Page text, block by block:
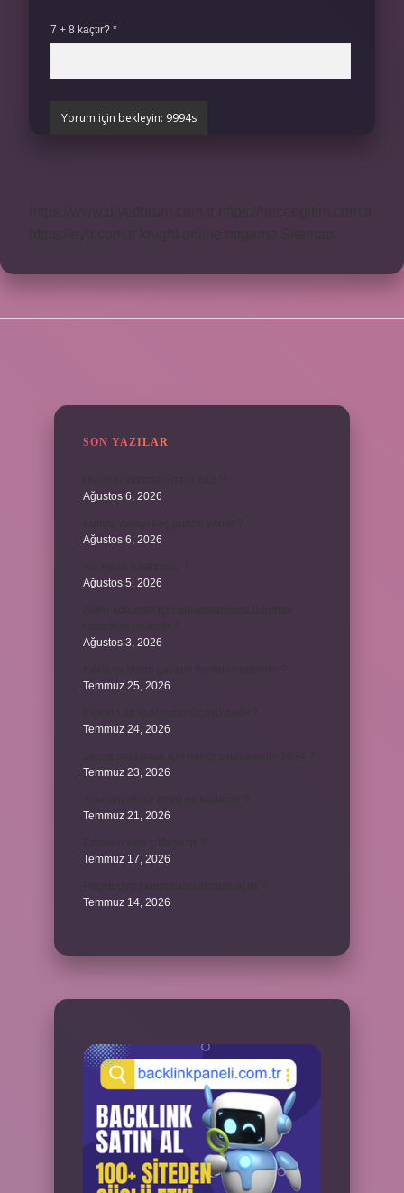
7 + 8 kaçtır? *
SON YAZILAR
Ağustos 6, 2026
Ağustos 6, 2026
Ağustos 5, 2026
Ağustos 3, 2026
Temmuz 25, 2026
Temmuz 24, 2026
Temmuz 23, 2026
Temmuz 21, 2026
Temmuz 17, 2026
Temmuz 14, 2026